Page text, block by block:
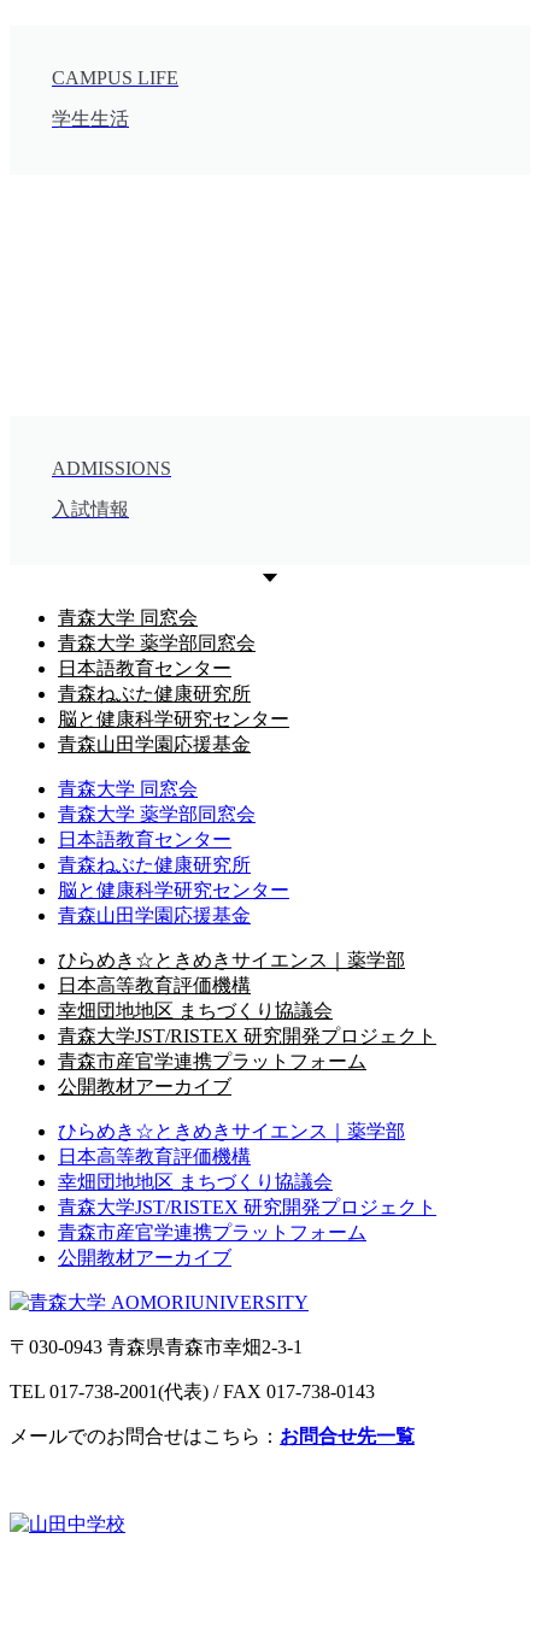
CAMPUS LIFE
学生生活
ADMISSIONS
入試情報
青森大学 同窓会
青森大学 薬学部同窓会
日本語教育センター
青森ねぶた健康研究所
脳と健康科学研究センター
青森山田学園応援基金
青森大学 同窓会
青森大学 薬学部同窓会
日本語教育センター
青森ねぶた健康研究所
脳と健康科学研究センター
青森山田学園応援基金
ひらめき☆ときめきサイエンス｜薬学部
日本高等教育評価機構
幸畑団地地区 まちづくり協議会
青森大学JST/RISTEX 研究開発プロジェクト
青森市産官学連携プラットフォーム
公開教材アーカイブ
ひらめき☆ときめきサイエンス｜薬学部
日本高等教育評価機構
幸畑団地地区 まちづくり協議会
青森大学JST/RISTEX 研究開発プロジェクト
青森市産官学連携プラットフォーム
公開教材アーカイブ
〒030-0943 青森県青森市幸畑2-3-1
TEL 017-738-2001(代表) / FAX 017-738-0143
メールでのお問合せはこちら： お問合せ先一覧